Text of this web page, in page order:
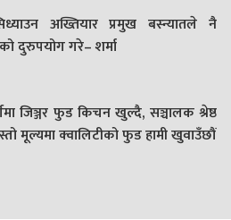
अख्तियार प्रमुख बस्न्यातले नै
दुरुपयोग गरे– शर्मा
जिञ्जर फुड किचन खुल्दै, सञ्चालक श्रेष्ठ
मूल्यमा क्वालिटीको फुड हामी खुवाउँछौं